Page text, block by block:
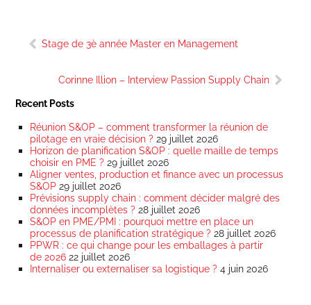
de
Stage de 3è année Master en Management
Corinne Illion – Interview Passion Supply Chain
Recent Posts
Réunion S&OP – comment transformer la réunion de
pilotage en vraie décision ? 29 juillet 2026
Horizon de planification S&OP : quelle maille de temps
choisir en PME ? 29 juillet 2026
Aligner ventes, production et finance avec un processus
S&OP 29 juillet 2026
Prévisions supply chain : comment décider malgré des
données incomplètes ? 28 juillet 2026
S&OP en PME/PMI : pourquoi mettre en place un
processus de planification stratégique ? 28 juillet 2026
PPWR : ce qui change pour les emballages à partir
de 2026 22 juillet 2026
Internaliser ou externaliser sa logistique ? 4 juin 2026